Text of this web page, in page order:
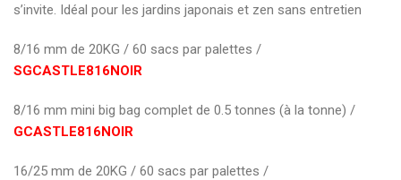
s’invite. Idéal pour les jardins japonais et zen sans entretien
8/16 mm de 20KG / 60 sacs par palettes /
SGCASTLE816NOIR
8/16 mm mini big bag complet de 0.5 tonnes (à la tonne) /
GCASTLE816NOIR
16/25 mm de 20KG / 60 sacs par palettes /